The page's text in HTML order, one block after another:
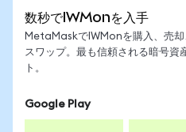
数秒でIWMonを入手
MetaMaskでIWMonを購入、売却
スワップ。最も信頼される暗号資
ト。
Google Play